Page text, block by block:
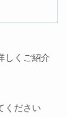
しくご紹介
ください